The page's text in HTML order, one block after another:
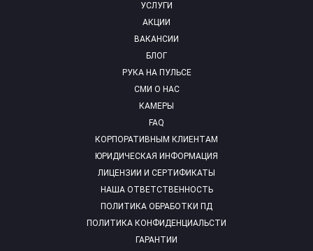
УСЛУГИ
АКЦИИ
ВАКАНСИИ
БЛОГ
РУКА НА ПУЛЬСЕ
СМИ О НАС
КАМЕРЫ
FAQ
КОРПОРАТИВНЫМ КЛИЕНТАМ
ЮРИДИЧЕСКАЯ ИНФОРМАЦИЯ
ЛИЦЕНЗИИ И СЕРТИФИКАТЫ
НАША ОТВЕТСТВЕННОСТЬ
ПОЛИТИКА ОБРАБОТКИ ПД
ПОЛИТИКА КОНФИДЕНЦИАЛЬСТИ
ГАРАНТИИ